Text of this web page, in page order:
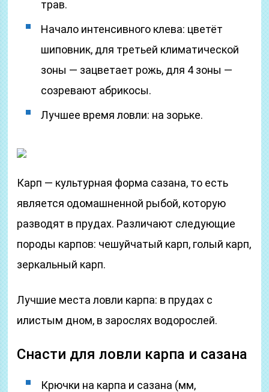
трав.
Начало интенсивного клева: цветёт
шиповник, для третьей климатической
зоны — зацветает рожь, для 4 зоны —
созревают абрикосы.
Лучшее время ловли: на зорьке.
Карп — культурная форма сазана, то есть
является одомашненной рыбой, которую
разводят в прудах. Различают следующие
породы карпов: чешуйчатый карп, голый карп,
зеркальный карп.
Лучшие места ловли карпа: в прудах с
илистым дном, в зарослях водорослей.
Снасти для ловли карпа и сазана
Крючки на карпа и сазана (мм,